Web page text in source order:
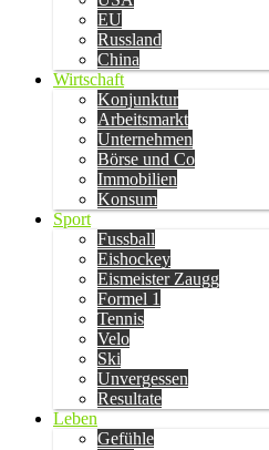
EU
Russland
China
Wirtschaft
Konjunktur
Arbeitsmarkt
Unternehmen
Börse und Co
Immobilien
Konsum
Sport
Fussball
Eishockey
Eismeister Zaugg
Formel 1
Tennis
Velo
Ski
Unvergessen
Resultate
Leben
Gefühle